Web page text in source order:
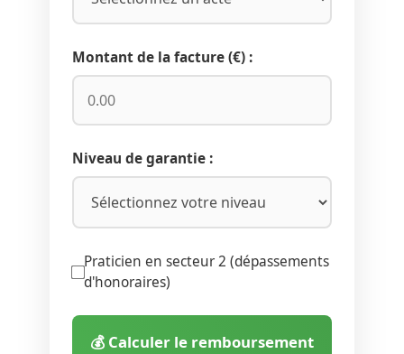
Montant de la facture (€) :
Niveau de garantie :
Praticien en secteur 2 (dépassements
d'honoraires)
💰 Calculer le remboursement